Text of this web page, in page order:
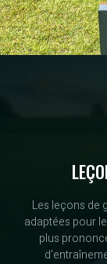
Les leçons de
adaptées pour
plus